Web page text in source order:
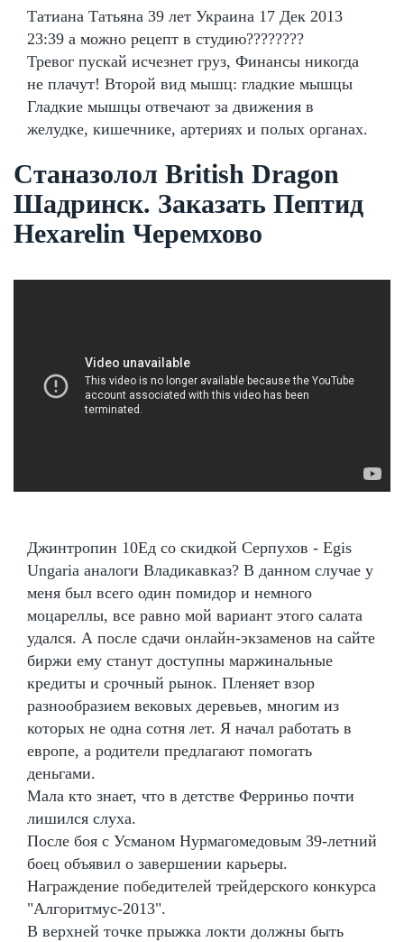
Татиана Татьяна 39 лет Украина 17 Дек 2013
23:39 а можно рецепт в студию????????
Тревог пускай исчезнет груз, Финансы никогда
не плачут! Второй вид мышц: гладкие мышцы
Гладкие мышцы отвечают за движения в
желудке, кишечнике, артериях и полых органах.
Станазолол British Dragon
Шадринск. Заказать Пептид
Hexarelin Черемхово
Джинтропин 10Ед со скидкой Серпухов - Egis
Ungaria аналоги Владикавказ? В данном случае у
меня был всего один помидор и немного
моцареллы, все равно мой вариант этого салата
удался. А после сдачи онлайн-экзаменов на сайте
биржи ему станут доступны маржинальные
кредиты и срочный рынок. Пленяет взор
разнообразием вековых деревьев, многим из
которых не одна сотня лет. Я начал работать в
европе, а родители предлагают помогать
деньгами.
Мала кто знает, что в детстве Ферриньо почти
лишился слуха.
После боя с Усманом Нурмагомедовым 39-летний
боец объявил о завершении карьеры.
Награждение победителей трейдерского конкурса
"Алгоритмус-2013".
В верхней точке прыжка локти должны быть